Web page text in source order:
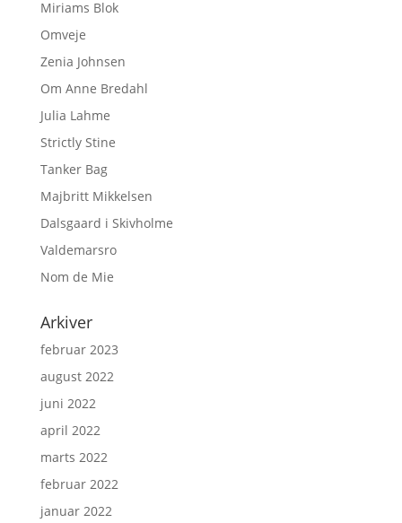
Miriams Blok
Omveje
Zenia Johnsen
Om Anne Bredahl
Julia Lahme
Strictly Stine
Tanker Bag
Majbritt Mikkelsen
Dalsgaard i Skivholme
Valdemarsro
Nom de Mie
Arkiver
februar 2023
august 2022
juni 2022
april 2022
marts 2022
februar 2022
januar 2022